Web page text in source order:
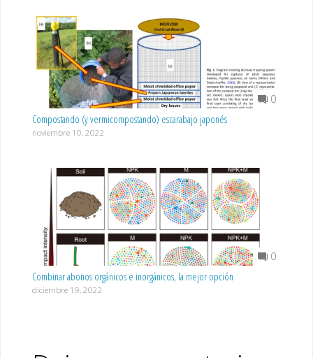
0
Compostando (y vermicompostando) escarabajo japonés
noviembre 10, 2022
0
Combinar abonos orgánicos e inorgánicos, la mejor opción
diciembre 19, 2022